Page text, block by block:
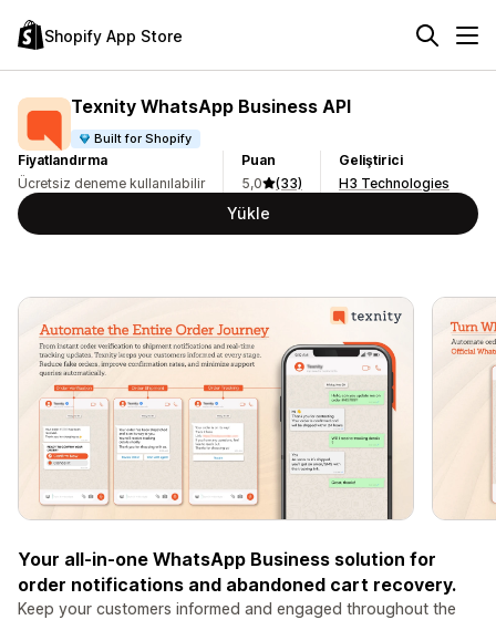
Shopify App Store
Texnity WhatsApp Business API
Built for Shopify
Fiyatlandırma
Ücretsiz deneme kullanılabilir
Puan
5,0
(33)
Geliştirici
H3 Technologies
Yükle
Your all-in-one WhatsApp Business solution for
order notifications and abandoned cart recovery.
Keep your customers informed and engaged throughout the